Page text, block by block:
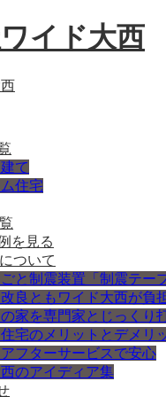
て
住宅
を見る
ついて
と制震装置「制震テープ
良ともワイド大西が負
家を専門家とじっくり
宅のメリットとデメリ
フターサービスで安心
のアイディア集